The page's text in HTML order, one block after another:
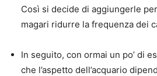
Così si decide di aggiungerle
magari ridurre la frequenza dei
In seguito, con ormai un po’ di
che l’aspetto dell’acquario